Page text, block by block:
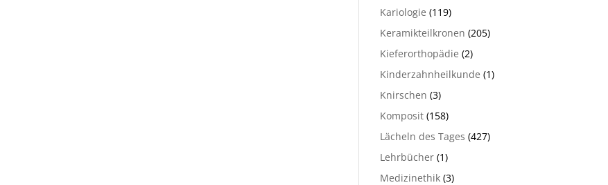
Kariologie (119)
Keramikteilkronen (205)
Kieferorthopädie (2)
Kinderzahnheilkunde (1)
Knirschen (3)
Komposit (158)
Lächeln des Tages (427)
Lehrbücher (1)
Medizinethik (3)